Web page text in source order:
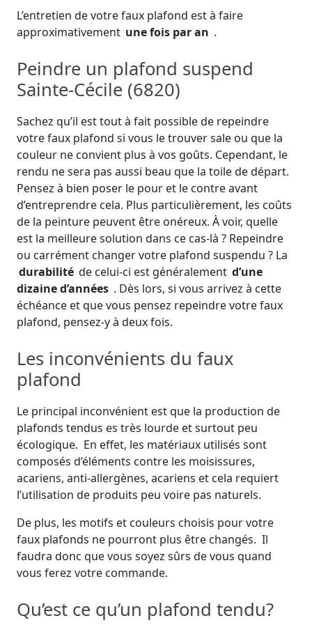
L’entretien de votre faux plafond est à faire
approximativement une fois par an .
Peindre un plafond suspend
Sainte-Cécile (6820)
Sachez qu’il est tout à fait possible de repeindre
votre faux plafond si vous le trouver sale ou que la
couleur ne convient plus à vos goûts. Cependant, le
rendu ne sera pas aussi beau que la toile de départ.
Pensez à bien poser le pour et le contre avant
d’entreprendre cela. Plus particulièrement, les coûts
de la peinture peuvent être onéreux. À voir, quelle
est la meilleure solution dans ce cas-là ? Repeindre
ou carrément changer votre plafond suspendu ? La
durabilité de celui-ci est généralement d’une
dizaine d’années . Dès lors, si vous arrivez à cette
échéance et que vous pensez repeindre votre faux
plafond, pensez-y à deux fois.
Les inconvénients du faux
plafond
Le principal inconvénient est que la production de
plafonds tendus es très lourde et surtout peu
écologique. En effet, les matériaux utilisés sont
composés d’éléments contre les moisissures,
acariens, anti-allergènes, acariens et cela requiert
l’utilisation de produits peu voire pas naturels.
De plus, les motifs et couleurs choisis pour votre
faux plafonds ne pourront plus être changés. Il
faudra donc que vous soyez sûrs de vous quand
vous ferez votre commande.
Qu’est ce qu’un plafond tendu?